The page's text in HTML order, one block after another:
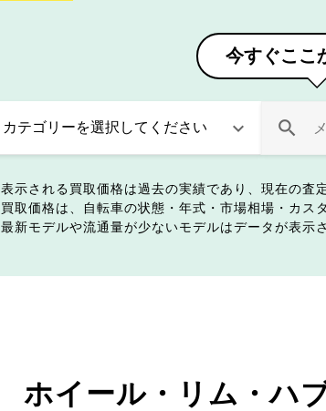
今すぐここ
表示される買取価格は過去の実績であり、現在の査
買取価格は、自転車の状態・年式・市場相場・カス
最新モデルや流通量が少ないモデルはデータが表示
ホイール・リム・ハ